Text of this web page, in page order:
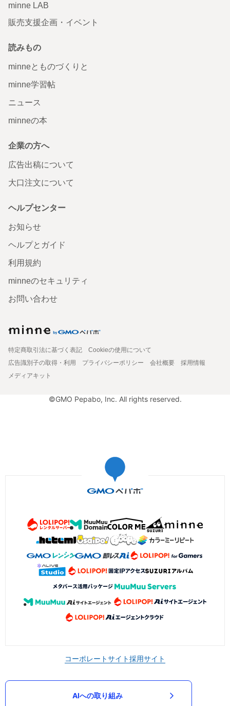
minne LAB
販売支援企画・イベント
読みもの
minneとものづくりと
minne学習帖
ニュース
minneの本
企業の方へ
広告出稿について
大口注文について
ヘルプセンター
お知らせ
ヘルプとガイド
利用規約
minneのセキュリティ
お問い合わせ
特定商取引法に基づく表記
Cookieの使用について
広告識別子の取得・利用
プライバシーポリシー 会社概要
採用情報
メディアキット
©GMO Pepabo, Inc. All rights reserved.
コーポレートサイト採用サイト
AIへの取り組み